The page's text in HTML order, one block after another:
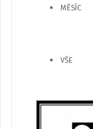
MĚSÍC
VŠE